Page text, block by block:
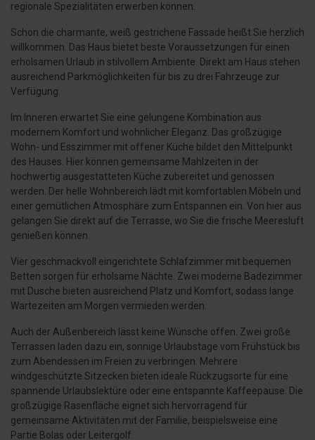
regionale Spezialitäten erwerben können.
Schon die charmante, weiß gestrichene Fassade heißt Sie herzlich
willkommen. Das Haus bietet beste Voraussetzungen für einen
erholsamen Urlaub in stilvollem Ambiente. Direkt am Haus stehen
ausreichend Parkmöglichkeiten für bis zu drei Fahrzeuge zur
Verfügung.
Im Inneren erwartet Sie eine gelungene Kombination aus
modernem Komfort und wohnlicher Eleganz. Das großzügige
Wohn- und Esszimmer mit offener Küche bildet den Mittelpunkt
des Hauses. Hier können gemeinsame Mahlzeiten in der
hochwertig ausgestatteten Küche zubereitet und genossen
werden. Der helle Wohnbereich lädt mit komfortablen Möbeln und
einer gemütlichen Atmosphäre zum Entspannen ein. Von hier aus
gelangen Sie direkt auf die Terrasse, wo Sie die frische Meeresluft
genießen können.
Vier geschmackvoll eingerichtete Schlafzimmer mit bequemen
Betten sorgen für erholsame Nächte. Zwei moderne Badezimmer
mit Dusche bieten ausreichend Platz und Komfort, sodass lange
Wartezeiten am Morgen vermieden werden.
Auch der Außenbereich lässt keine Wünsche offen. Zwei große
Terrassen laden dazu ein, sonnige Urlaubstage vom Frühstück bis
zum Abendessen im Freien zu verbringen. Mehrere
windgeschützte Sitzecken bieten ideale Rückzugsorte für eine
spannende Urlaubslektüre oder eine entspannte Kaffeepause. Die
großzügige Rasenfläche eignet sich hervorragend für
gemeinsame Aktivitäten mit der Familie, beispielsweise eine
Partie Bolas oder Leitergolf.